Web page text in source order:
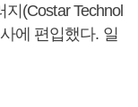
(Costar Technol
에 편입했다. 일